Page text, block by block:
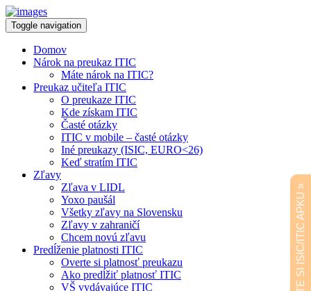
Toggle navigation
Domov
Nárok na preukaz ITIC
Máte nárok na ITIC?
Preukaz učiteľa ITIC
O preukaze ITIC
Kde získam ITIC
Časté otázky
ITIC v mobile – časté otázky
Iné preukazy (ISIC, EURO<26)
Keď stratím ITIC
Zľavy
Zľava v LIDL
Yoxo paušál
Všetky zľavy na Slovensku
Zľavy v zahraničí
Chcem novú zľavu
Predĺženie platnosti ITIC
Overte si platnosť preukazu
Ako predĺžiť platnosť ITIC
VŠ vydávajúce ITIC
STIAHNITE SI ISIC/ITIC APKU »